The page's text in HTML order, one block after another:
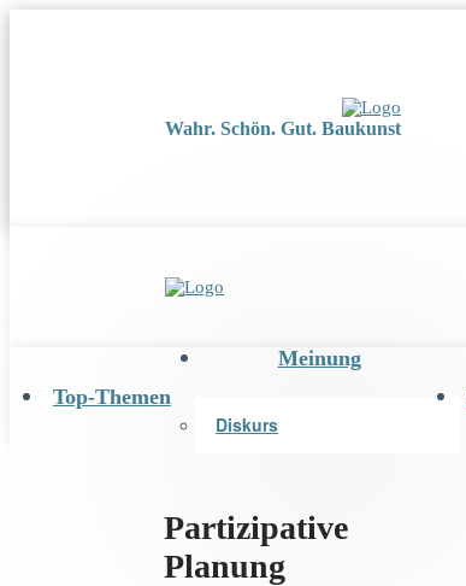
Wahr. Schön. Gut. Baukunst
Top-Themen
Meinung
Diskurs
Partizipative
Planung